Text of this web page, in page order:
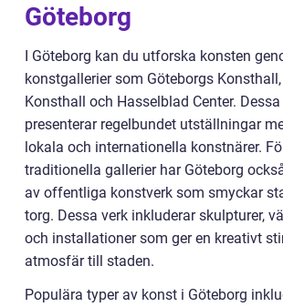
Göteborg
I Göteborg kan du utforska konsten
konstgallerier som Göteborgs
Konsthall och Hasselblad Center.
presenterar regelbundet utställningar
lokala och internationella konstnärer.
traditionella gallerier har Göteborg
av offentliga konstverk som smyckar
torg. Dessa verk inkluderar skulpturer,
och installationer som ger en kreativt
atmosfär till staden.
Populära typer av konst i Göteborg